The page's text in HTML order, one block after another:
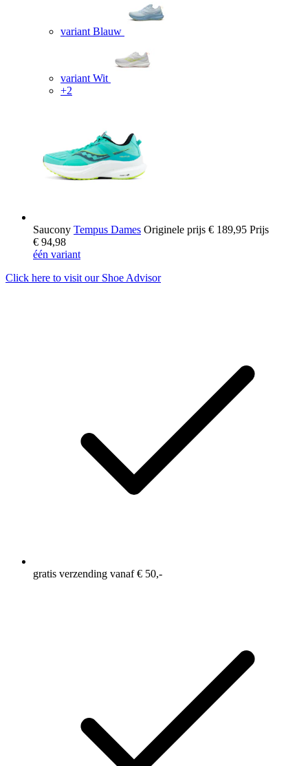
variant Blauw
variant Wit
+2
Saucony Tempus Dames Originele prijs € 189,95 Prijs
€ 94,98
één variant
Click here to visit our Shoe Advisor
gratis verzending vanaf € 50,-